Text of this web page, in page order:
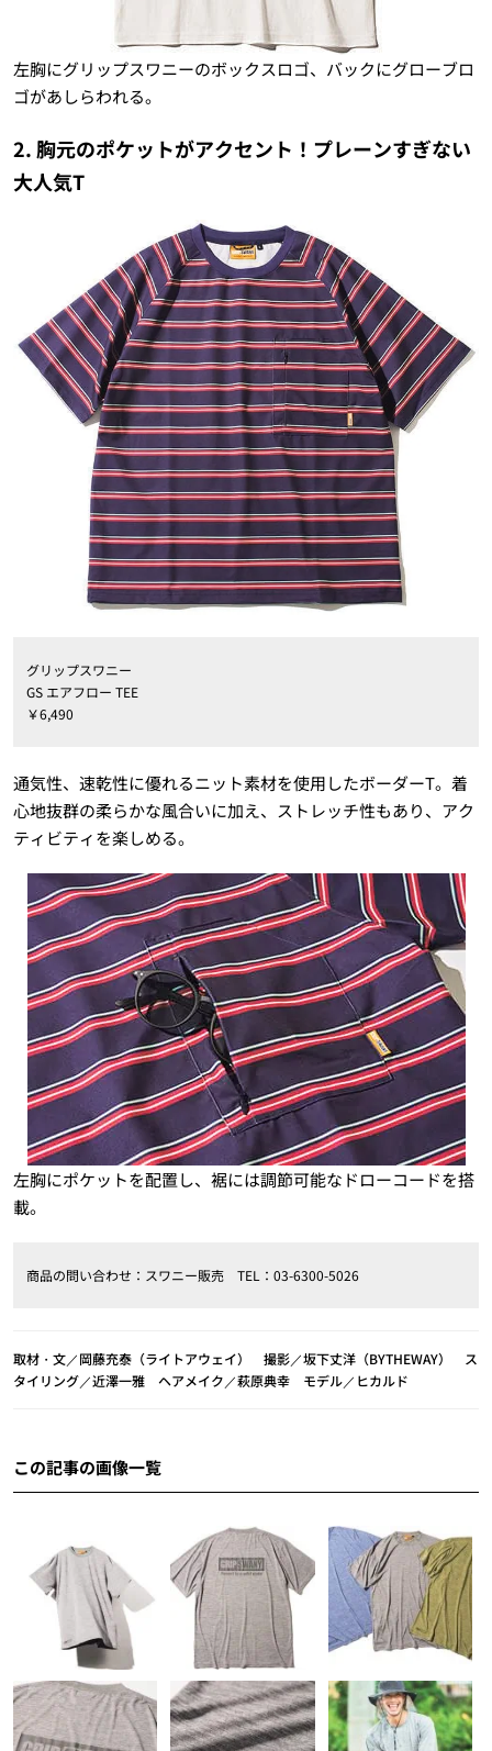
左胸にグリップスワニーのボックスロゴ、バックにグローブロ
ゴがあしらわれる。
2. 胸元のポケットがアクセント！プレーンすぎない
大人気T
グリップスワニー
GS エアフロー TEE
￥6,490
通気性、速乾性に優れるニット素材を使用したボーダーT。着
心地抜群の柔らかな風合いに加え、ストレッチ性もあり、アク
ティビティを楽しめる。
左胸にポケットを配置し、裾には調節可能なドローコードを搭
載。
商品の問い合わせ：スワニー販売 TEL：03-6300-5026
取材・文／岡藤充泰（ライトアウェイ） 撮影／坂下丈洋（BYTHEWAY） ス
タイリング／近澤一雅 ヘアメイク／萩原典幸 モデル／ヒカルド
この記事の画像一覧